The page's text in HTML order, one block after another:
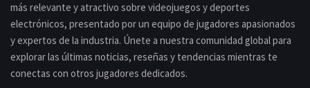
más relevante y atractivo sobre videojuegos y deportes
electrónicos, presentado por un equipo de jugadores apasionados
y expertos de la industria. Únete a nuestra comunidad global para
explorar las últimas noticias, reseñas y tendencias mientras te
conectas con otros jugadores dedicados.